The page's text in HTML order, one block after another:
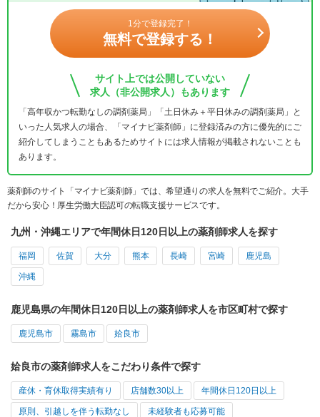
1分で登録完了！
無料で登録する！
サイト上では公開していない
求人（非公開求人）もあります
「高年収かつ転勤なしの調剤薬局」「土日休み＋平日休みの調剤薬局」と
いった人気求人の場合、「マイナビ薬剤師」に登録済みの方に優先的にご
紹介してしまうこともあるためサイトには求人情報が掲載されないことも
あります。
薬剤師のサイト「マイナビ薬剤師」では、希望通りの求人を無料でご紹介。大手
だから安心！厚生労働大臣認可の転職支援サービスです。
九州・沖縄エリアで年間休日120日以上の薬剤師求人を探す
福岡 佐賀 大分 熊本 長崎 宮崎 鹿児島
沖縄
鹿児島県の年間休日120日以上の薬剤師求人を市区町村で探す
鹿児島市 霧島市 姶良市
姶良市の薬剤師求人をこだわり条件で探す
産休・育休取得実績有り 店舗数30以上 年間休日120日以上
原則、引越しを伴う転勤なし 未経験者も応募可能